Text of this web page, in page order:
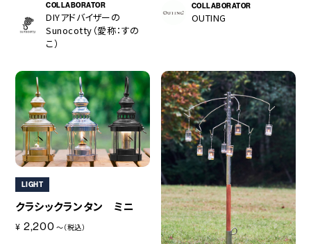
COLLABORATOR
DIYアドバイザーの
Sunocotty（愛称：すの
こ）
COLLABORATOR
OUTING
LIGHT
クラシックランタン ミニ
¥ 2,200 ～（税込）